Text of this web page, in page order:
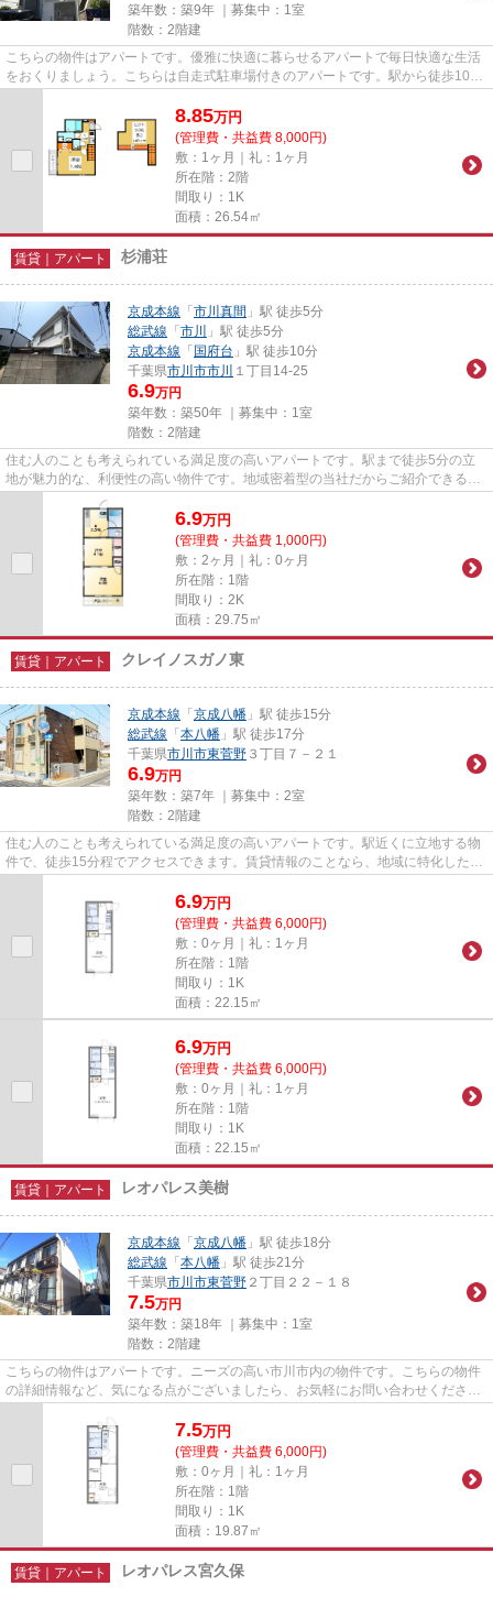
築年数：築9年 ｜募集中： 1室
階数：2階建
こちらの物件はアパートです。優雅に快適に暮らせるアパートで毎日快適な生活
をおくりましょう。こちらは自走式駐車場付きのアパートです。駅から徒歩10分
8.85万円
(管理費・共益費 8,000円)
敷：1ヶ月｜礼：1ヶ月
所在階：2階
間取り：1K
面積：26.54㎡
賃貸｜アパート 杉浦荘
京成本線 「 市川真間 」駅 徒歩5分
総武線 「 市川
」駅 徒歩5分
京成本線 「 国府台 」駅 徒歩10分
千葉県市川市市川 １丁目14-25
6.9万円
築年数：築50年 ｜募集中： 1室
階数：2階建
住む人のことも考えられている満足度の高いアパートです。駅まで徒歩5分の立
地が魅力的な、利便性の高い物件です。地域密着型の当社だからご紹介できる、
市川市エリアや市川真間付近の...
6.9万円
(管理費・共益費 1,000円)
敷：2ヶ月｜礼：0ヶ月
所在階：1階
間取り：2K
面積：29.75㎡
賃貸｜アパート クレイノスガノ東
京成本線 「 京成八幡 」駅 徒歩15分
総武線 「 本八幡 」駅 徒歩17分
千葉県市川市東菅野 ３丁目７－２１
6.9万円
築年数：築7年 ｜募集中： 2室
階数：2階建
住む人のことも考えられている満足度の高いアパートです。駅近くに立地する物
件で、徒歩15分程でアクセスできます。賃貸情報のことなら、地域に特化した当
6.9万円
(管理費・共益費 6,000円)
敷：0ヶ月｜礼：1ヶ月
所在階：1階
間取り：1K
面積：22.15㎡
6.9万円
(管理費・共益費 6,000円)
敷：0ヶ月｜礼：1ヶ月
所在階：1階
間取り：1K
面積：22.15㎡
賃貸｜アパート レオパレス美樹
京成本線 「 京成八幡 」駅 徒歩18分
総武線 「 本八幡 」駅 徒歩21分
千葉県市川市東菅野 ２丁目２２－１８
7.5万円
築年数：築18年 ｜募集中： 1室
階数：2階建
こちらの物件はアパートです。ニーズの高い市川市内の物件です。こちらの物件
の詳細情報など、気になる点がございましたら、お気軽にお問い合わせくださ
7.5万円
(管理費・共益費 6,000円)
敷：0ヶ月｜礼：1ヶ月
所在階：1階
間取り：1K
面積：19.87㎡
賃貸｜アパート レオパレス宮久保